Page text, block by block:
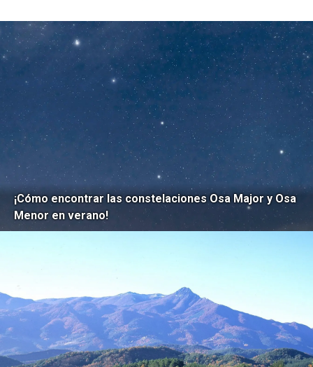
¡Cómo encontrar las constelaciones Osa Major y Osa
Menor en verano!